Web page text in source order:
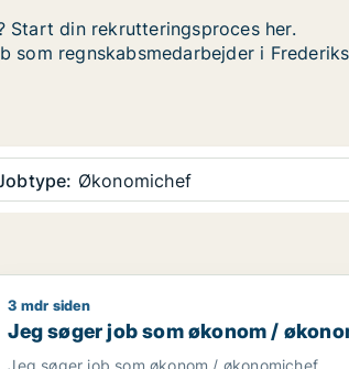
Start din rekrutteringsproces her.
regnskabsmedarbejder i
Økonomichef
Jeg søger job som økonom /
3 mdr siden
Jeg søger job som økonom /
Jeg søger job som økonom / økonomichef